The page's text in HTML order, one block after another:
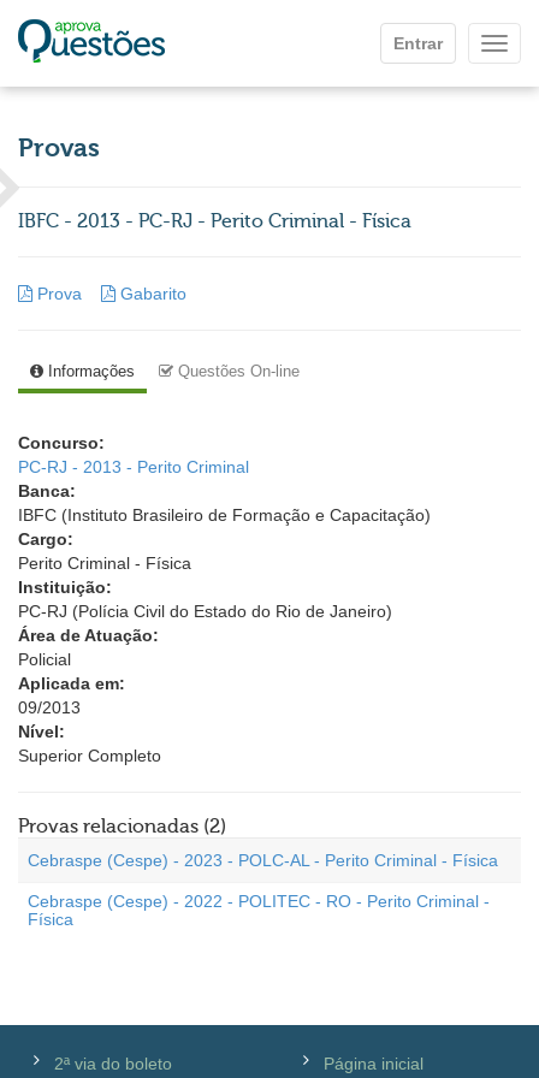
Entrar
Provas
IBFC - 2013 - PC-RJ - Perito Criminal - Física
Prova Gabarito
Informações Questões On-line
Concurso:
PC-RJ - 2013 - Perito Criminal
Banca:
IBFC (Instituto Brasileiro de Formação e Capacitação)
Cargo:
Perito Criminal - Física
Instituição:
PC-RJ (Polícia Civil do Estado do Rio de Janeiro)
Área de Atuação:
Policial
Aplicada em:
09/2013
Nível:
Superior Completo
Provas relacionadas (2)
Cebraspe (Cespe) - 2023 - POLC-AL - Perito Criminal - Física
Cebraspe (Cespe) - 2022 - POLITEC - RO - Perito Criminal -
Física
2ª via do boleto Página inicial